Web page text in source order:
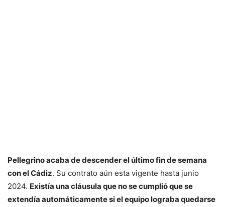
Pellegrino acaba de descender el último fin de semana
con el Cádiz. Su contrato aún esta vigente hasta junio
2024. Existía una cláusula que no se cumplió que se
extendía automáticamente si el equipo lograba quedarse